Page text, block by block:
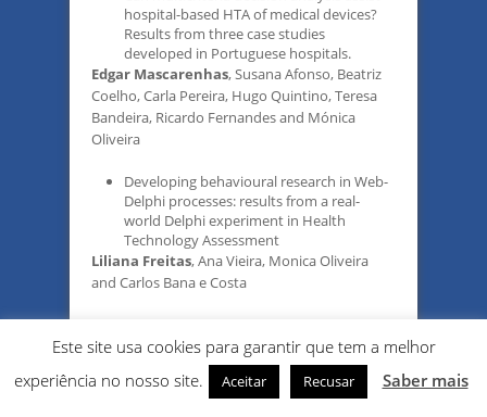
hospital-based HTA of medical devices?
Results from three case studies
developed in Portuguese hospitals.
Edgar Mascarenhas, Susana Afonso, Beatriz
Coelho, Carla Pereira, Hugo Quintino, Teresa
Bandeira, Ricardo Fernandes and Mónica
Oliveira
Developing behavioural research in Web-
Delphi processes: results from a real-
world Delphi experiment in Health
Technology Assessment
Liliana Freitas, Ana Vieira, Monica Oliveira
and Carlos Bana e Costa
modifiable risk factors: a model
Diogo Nogueira Leite, João Miguel Alves,
Este site usa cookies para garantir que tem a melhor
experiência no nosso site.
Aceitar Recusar Saber mais